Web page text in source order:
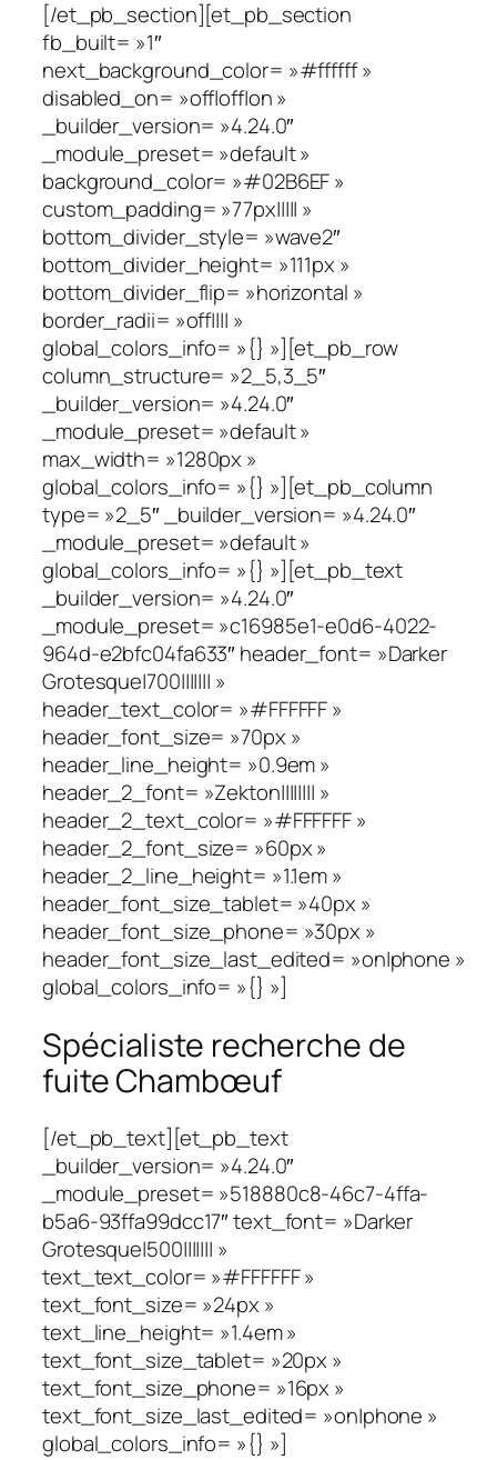
[/et_pb_section][et_pb_section
fb_built= »1″
next_background_color= »#ffffff »
disabled_on= »off|off|on »
_builder_version= »4.24.0″
_module_preset= »default »
background_color= »#02B6EF »
custom_padding= »77px||||| »
bottom_divider_style= »wave2″
bottom_divider_height= »111px »
bottom_divider_flip= »horizontal »
border_radii= »off|||| »
global_colors_info= »{} »][et_pb_row
column_structure= »2_5,3_5″
_builder_version= »4.24.0″
_module_preset= »default »
max_width= »1280px »
global_colors_info= »{} »][et_pb_column
type= »2_5″ _builder_version= »4.24.0″
_module_preset= »default »
global_colors_info= »{} »][et_pb_text
_builder_version= »4.24.0″
_module_preset= »c16985e1-e0d6-4022-
964d-e2bfc04fa633″ header_font= »Darker
Grotesque|700||||||| »
header_text_color= »#FFFFFF »
header_font_size= »70px »
header_line_height= »0.9em »
header_2_font= »Zekton|||||||| »
header_2_text_color= »#FFFFFF »
header_2_font_size= »60px »
header_2_line_height= »1.1em »
header_font_size_tablet= »40px »
header_font_size_phone= »30px »
header_font_size_last_edited= »on|phone »
global_colors_info= »{} »]
Spécialiste recherche de
fuite Chambœuf
[/et_pb_text][et_pb_text
_builder_version= »4.24.0″
_module_preset= »518880c8-46c7-4ffa-
b5a6-93ffa99dcc17″ text_font= »Darker
Grotesque|500||||||| »
text_text_color= »#FFFFFF »
text_font_size= »24px »
text_line_height= »1.4em »
text_font_size_tablet= »20px »
text_font_size_phone= »16px »
text_font_size_last_edited= »on|phone »
global_colors_info= »{} »]